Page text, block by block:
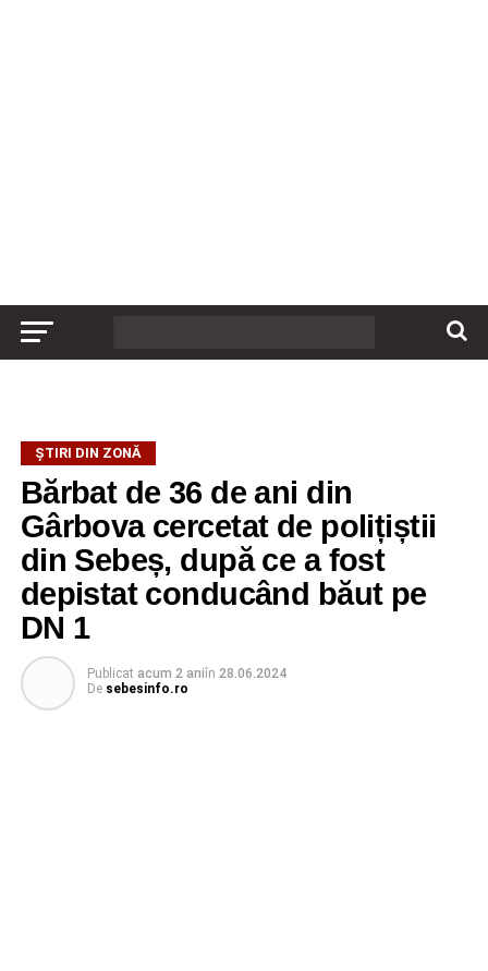
ȘTIRI DIN ZONĂ
Bărbat de 36 de ani din
Gârbova cercetat de polițiștii
din Sebeș, după ce a fost
depistat conducând băut pe
DN 1
Publicat acum 2 aniîn 28.06.2024
De sebesinfo.ro